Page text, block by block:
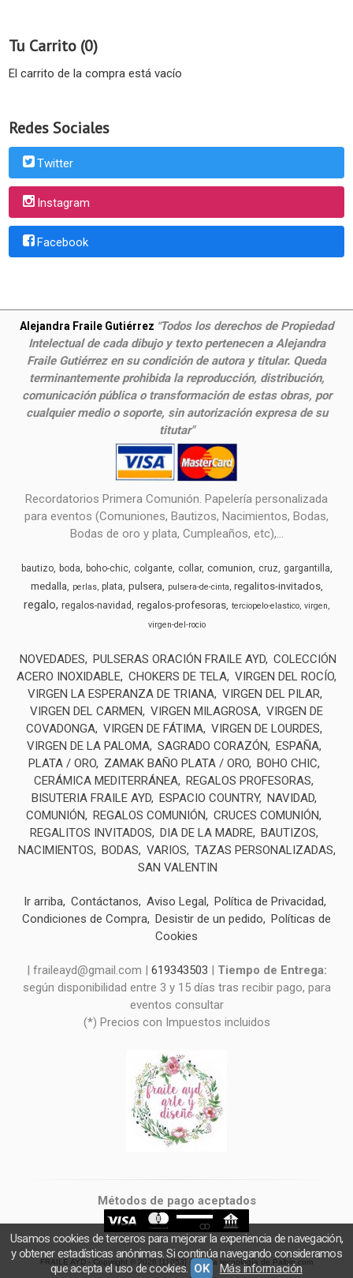
Tu Carrito (0)
El carrito de la compra está vacío
Redes Sociales
Twitter
Instagram
Facebook
Alejandra Fraile Gutiérrez "Todos los derechos de Propiedad
Intelectual de cada dibujo y texto pertenecen a Alejandra
Fraile Gutiérrez en su condición de autora y titular. Queda
terminantemente prohibida la reproducción, distribución,
comunicación pública o transformación de estas obras, por
cualquier medio o soporte, sin autorización expresa de su
titutar"
Recordatorios Primera Comunión. Papelería personalizada
para eventos (Comuniones, Bautizos, Nacimientos, Bodas,
Bodas de oro y plata, Cumpleaños, etc),...
bautizo boda boho-chic colgante collar comunion cruz gargantilla
medalla perlas plata pulsera pulsera-de-cinta regalitos-invitados
regalo regalos-navidad regalos-profesoras terciopelo-elastico virgen
virgen-del-rocio
NOVEDADES PULSERAS ORACIÓN FRAILE AYD COLECCIÓN
ACERO INOXIDABLE CHOKERS DE TELA VIRGEN DEL ROCÍO
VIRGEN LA ESPERANZA DE TRIANA VIRGEN DEL PILAR
VIRGEN DEL CARMEN
VIRGEN MILAGROSA VIRGEN DE
COVADONGA VIRGEN DE FÁTIMA VIRGEN DE LOURDES
VIRGEN DE LA PALOMA SAGRADO CORAZÓN
ESPAÑA
PLATA / ORO
ZAMAK BAÑO PLATA / ORO BOHO CHIC
CERÁMICA MEDITERRÁNEA REGALOS PROFESORAS
BISUTERIA FRAILE AYD ESPACIO COUNTRY NAVIDAD
COMUNIÓN
REGALOS COMUNIÓN
CRUCES COMUNIÓN
REGALITOS INVITADOS
DIA DE LA MADRE BAUTIZOS
NACIMIENTOS
BODAS VARIOS
TAZAS PERSONALIZADAS
SAN VALENTIN
Ir arriba Contáctanos Aviso Legal
Política de Privacidad
Condiciones de Compra Desistir de un pedido
Políticas de
Cookies
| fraileayd@gmail.com | 619343503 | Tiempo de Entrega:
según disponibilidad entre 3 y 15 días tras recibir pago, para
eventos consultar
(*) Precios con Impuestos incluidos
Métodos de pago aceptados
FRAILE AYD - Copyright © 2026 [11053] - Con la tecnología de Palbin.com
Usamos cookies de terceros para mejorar la experiencia de navegación,
y obtener estadísticas anónimas. Si continúa navegando consideramos
que acepta el uso de cookies. OK Más información